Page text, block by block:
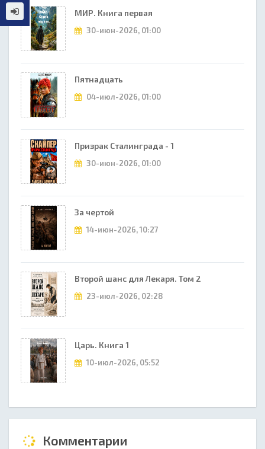
МИР. Книга первая
30-июн-2026, 01:00
Пятнадцать
04-июл-2026, 01:00
Призрак Сталинграда - 1
30-июн-2026, 01:00
За чертой
14-июн-2026, 10:27
Второй шанс для Лекаря. Том 2
23-июл-2026, 02:28
Царь. Книга 1
10-июл-2026, 05:52
Комментарии